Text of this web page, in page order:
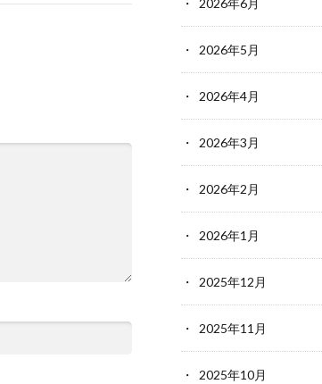
2026年6月
2026年5月
2026年4月
2026年3月
2026年2月
2026年1月
2025年12月
2025年11月
2025年10月